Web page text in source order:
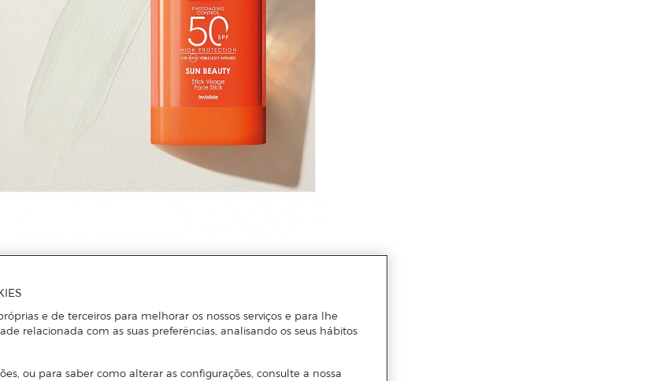
e de terceiros para melhorar os nossos serviços e para lhe
relacionada com as suas preferências, analisando os seus hábitos
ou para saber como alterar as configurações, consulte a nossa